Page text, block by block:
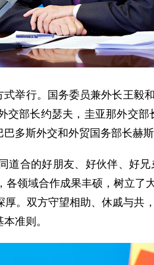
举行。国务委员兼外长王毅
交部长约瑟夫，圭亚那外交
多斯外交和外贸国务部长赫斯
道合的好朋友、好伙伴、好
领域合作成果丰硕，树立了
。双方守望相助、休戚与共
准则。